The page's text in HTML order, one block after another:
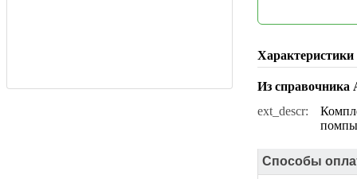
Характеристики
Из справочника
ext_descr:
Способы